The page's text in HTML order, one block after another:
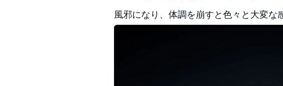
風邪になり、体調を崩すと色々と大変な